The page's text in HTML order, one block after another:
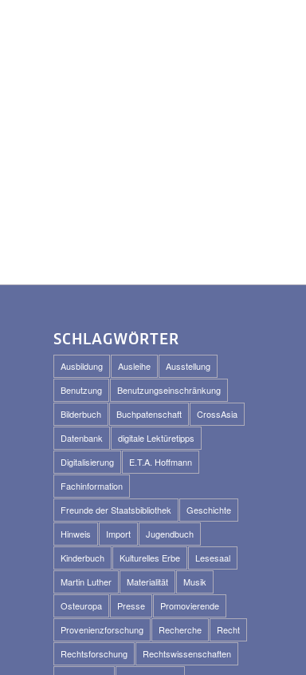
SCHLAGWÖRTER
Ausbildung Ausleihe
Ausstellung
Benutzung
Benutzungseinschränkung
Bilderbuch
Buchpatenschaft
CrossAsia
Datenbank
digitale Lektüretipps
Digitalisierung
E.T.A. Hoffmann
Fachinformation
Freunde der Staatsbibliothek
Geschichte
Hinweis
Import
Jugendbuch
Kinderbuch
Kulturelles Erbe
Lesesaal
Martin Luther
Materialität
Musik
Osteuropa
Presse
Promovierende
Provenienzforschung
Recherche
Recht
Rechtsforschung
Rechtswissenschaften